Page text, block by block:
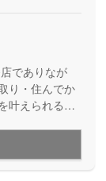
でありなが
り・住んでか
叶えられる家
して暮らせる
とお任せした